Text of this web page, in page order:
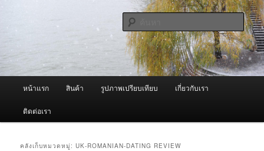
เนื้อหา
หลัก ผู้นำเข้าเครื่องพ่นหมอกควัน Best
Fogger / Fogger One และ อะไหล่
จำหน่ายเครื่องพ่นหมอกควัน คุณภาพดี บริการด้วยความจริงใจ
ค้นหา
หน้าแรก สินค้า รูปภาพเปรียบเทียบ เกี่ยวกับเรา
ติดต่อเรา
คลังเก็บหมวดหมู่:UK-ROMANIAN-DATING REVIEW